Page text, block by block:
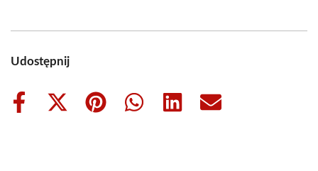
Udostępnij
Share
Share
Share
Share
Share
Share